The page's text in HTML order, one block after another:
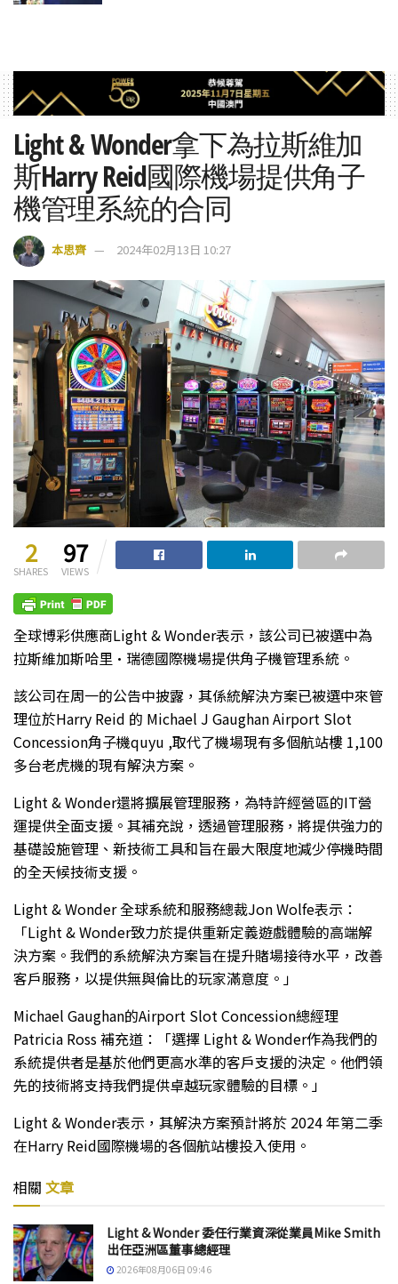
Light & Wonder拿下為拉斯維加
斯Harry Reid國際機場提供角子
機管理系統的合同
本思齊 2024年02月13日 10:27
2
SHARES
97
VIEWS
全球博彩供應商Light & Wonder表示，該公司已被選中為
拉斯維加斯哈里·瑞德國際機場提供角子機管理系統。
該公司在周一的公告中披露，其係統解決方案已被選中來管
理位於Harry Reid 的 Michael J Gaughan Airport Slot
Concession角子機quyu ,取代了機場現有多個航站樓 1,100
多台老虎機的現有解決方案。
Light & Wonder還將擴展管理服務，為特許經營區的IT營
運提供全面支援。其補充說，透過管理服務，將提供強力的
基礎設施管理、新技術工具和旨在最大限度地減少停機時間
的全天候技術支援。
Light & Wonder 全球系統和服務總裁Jon Wolfe表示：
「Light & Wonder致力於提供重新定義遊戲體驗的高端解
決方案。我們的系統解決方案旨在提升賭場接待水平，改善
客戶服務，以提供無與倫比的玩家滿意度。」
Michael Gaughan的Airport Slot Concession總經理
Patricia Ross 補充道：「選擇 Light & Wonder作為我們的
系統提供者是基於他們更高水準的客戶支援的決定。他們領
先的技術將支持我們提供卓越玩家體驗的目標。」
Light & Wonder表示，其解決方案預計將於 2024 年第二季
在Harry Reid國際機場的各個航站樓投入使用。
相關 文章
Light & Wonder 委任行業資深從業員Mike Smith
出任亞洲區董事總經理
2026年08月06日 09:46